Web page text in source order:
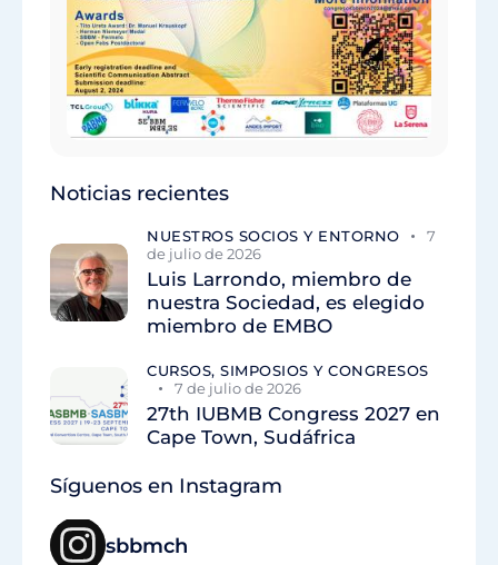
Noticias recientes
NUESTROS SOCIOS Y ENTORNO
7
de julio de 2026
Luis Larrondo, miembro de
nuestra Sociedad, es elegido
miembro de EMBO
CURSOS, SIMPOSIOS Y CONGRESOS
7 de julio de 2026
27th IUBMB Congress 2027 en
Cape Town, Sudáfrica
Síguenos en Instagram
sbbmch